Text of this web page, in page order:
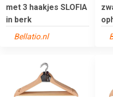
met 3 haakjes SLOFIA
in berk
Bellatio.nl